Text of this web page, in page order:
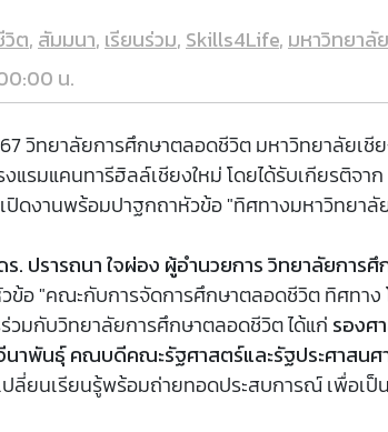
ต, สัมมนา, เรียนร่วม, Skills4Life, มหาวิทยาลั
น.
วิทยาลัยการศึกษาตลอดชีวิต มหาวิทยาลัยเ
แรมแคนทารีฮิลล์เชียงใหม่ โดยได้รับเกียรติจาก
ปิดงานพร้อมปาฐกถาหัวข้อ "ทิศทางมหาวิทยา
ร. ปรารถนา ใจผ่อง ผู้อำนวยการ วิทยาลัยการ
วข้อ "คณะกับการจัดการศึกษาตลอดชีวิต ทิศท
มกับวิทยาลัยการศึกษาตลอดชีวิต ได้แก่ รองศ
าพันธุ์ คณบดีคณะรัฐศาสตร์และรัฐประศาสนศ
ลี่ยนเรียนรู้พร้อมถ่ายทอดประสบการณ์ เพื่อเ